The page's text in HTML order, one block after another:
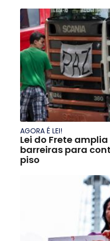
AGORA É LEI!
Lei do Frete
barreiras para
piso